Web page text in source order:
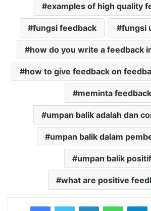
examples of high quality
fungsi feedback fungsi
how do you write a feedback
how to give feedback on
meminta feedback
umpan balik adalah dan
umpan balik dalam
umpan balik positif
what are positive